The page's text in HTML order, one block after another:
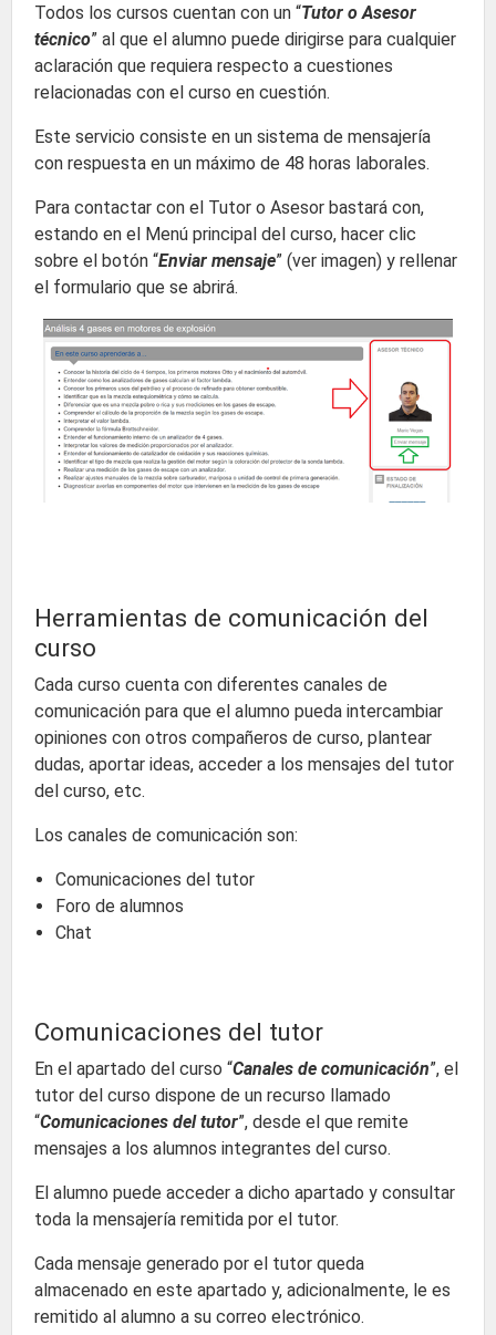
Todos los cursos cuentan con un “Tutor o Asesor
técnico” al que el alumno puede dirigirse para cualquier
aclaración que requiera respecto a cuestiones
relacionadas con el curso en cuestión.
Este servicio consiste en un sistema de mensajería
con respuesta en un máximo de 48 horas laborales.
Para contactar con el Tutor o Asesor bastará con,
estando en el Menú principal del curso, hacer clic
sobre el botón “Enviar mensaje” (ver imagen) y rellenar
el formulario que se abrirá.
Herramientas de comunicación del
curso
Cada curso cuenta con diferentes canales de
comunicación para que el alumno pueda intercambiar
opiniones con otros compañeros de curso, plantear
dudas, aportar ideas, acceder a los mensajes del tutor
del curso, etc.
Los canales de comunicación son:
Comunicaciones del tutor
Foro de alumnos
Chat
Comunicaciones del tutor
En el apartado del curso “Canales de comunicación”, el
tutor del curso dispone de un recurso llamado
“Comunicaciones del tutor”, desde el que remite
mensajes a los alumnos integrantes del curso.
El alumno puede acceder a dicho apartado y consultar
toda la mensajería remitida por el tutor.
Cada mensaje generado por el tutor queda
almacenado en este apartado y, adicionalmente, le es
remitido al alumno a su correo electrónico.